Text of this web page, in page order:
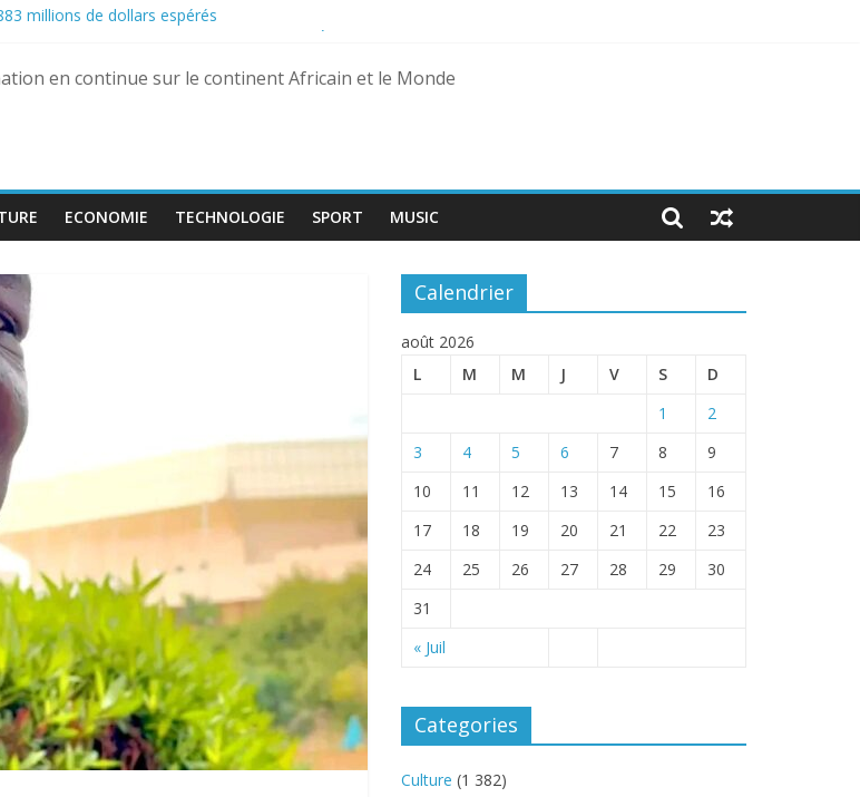
millions de dollars espérés
une hausse historique jusqu’à 80 %
promu général de brigade
États différents
en continue sur le continent Africain et le Monde
ECONOMIE TECHNOLOGIE SPORT MUSIC
Calendrier
août 2026
L
M M J V S D
« Juil
1
2
3
4 5 6 7 8
9
10
11 12 13 14 15
16
17
18 19 20 21 22
23
24
25 26 27 28 29
30
31
Categories
Culture (1 382)